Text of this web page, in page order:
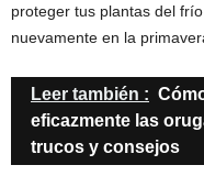
proteger tus plantas del
nuevamente en la
Leer también :
eficazmente las
trucos y consejos